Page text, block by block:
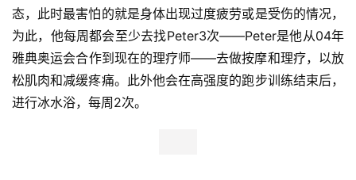
态，此时最害怕的就是身体出现过度疲劳或是受伤的情况，
为此，他每周都会至少去找Peter3次——Peter是他从04年
雅典奥运会合作到现在的理疗师——去做按摩和理疗，以放
松肌肉和减缓疼痛。此外他会在高强度的跑步训练结束后，
进行冰水浴，每周2次。